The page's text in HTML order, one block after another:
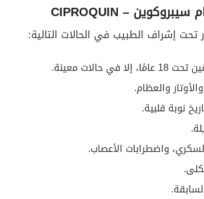
سيبروكوين – CIPROQUIN
تحت إشراف الطبيب في الحالات التالية:
حالات معينة.
والعظام.
نوبة قلبية.
واضطرابات الأعصاب.